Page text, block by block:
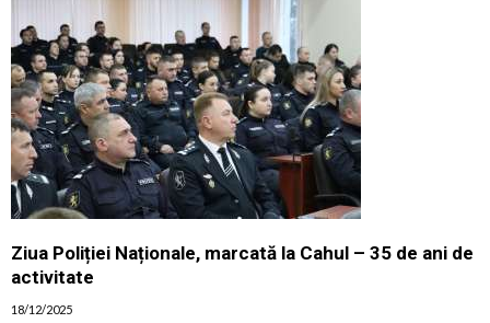
Ziua Poliției Naționale, marcată la Cahul – 35 de ani de
activitate
18/12/2025